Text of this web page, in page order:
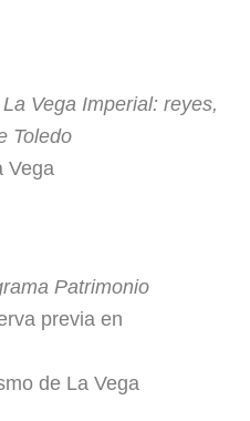
La Vega Imperial: reyes,
Toledo
Vega
Patrimonio
previa en
de La Vega